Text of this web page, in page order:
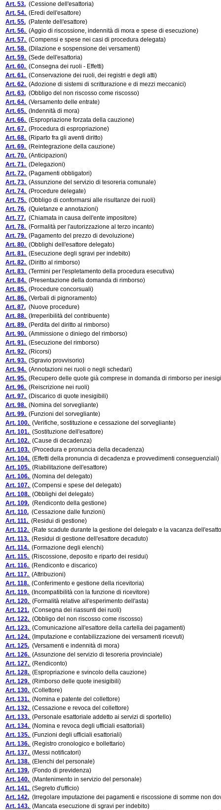
Art. 53. (Cessione dell'esattoria)
Art. 54. (Eredi dell'esattore)
Art. 55. (Patente dell'esattore)
Art. 56. (Aggio di riscossione, indennità di mora e spese di esecuzione)
Art. 57. (Compensi e spese nei casi di procedura delegata)
Art. 58. (Dilazione e sospensione dei versamenti)
Art. 59. (Sede dell'esattoria)
Art. 60. (Consegna dei ruoli - Effetti)
Art. 61. (Conservazione dei ruoli, dei registri e degli atti)
Art. 62. (Adozione di sistemi di scritturazione e di mezzi meccanici)
Art. 63. (Obbligo del non riscosso come riscosso)
Art. 64. (Versamento delle entrate)
Art. 65. (Indennità di mora)
Art. 66. (Espropriazione forzata della cauzione)
Art. 67. (Procedura di espropriazione)
Art. 68. (Riparto fra gli aventi diritto)
Art. 69. (Reintegrazione della cauzione)
Art. 70. (Anticipazioni)
Art. 71. (Delegazioni)
Art. 72. (Pagamenti obbligatori)
Art. 73. (Assunzione del servizio di tesoreria comunale)
Art. 74. (Procedure delegate)
Art. 75. (Obbligo di conformarsi alle risultanze dei ruoli)
Art. 76. (Quietanze e annotazioni)
Art. 77. (Chiamata in causa dell'ente impositore)
Art. 78. (Formalità per l'autorizzazione al terzo incanto)
Art. 79. (Pagamento del prezzo di devoluzione)
Art. 80. (Obblighi dell'esattore delegato)
Art. 81. (Esecuzione degli sgravi per indebito)
Art. 82. (Diritto al rimborso)
Art. 83. (Termini per l'espletamento della procedura esecutiva)
Art. 84. (Presentazione della domanda di rimborso)
Art. 85. (Procedure concorsuali)
Art. 86. (Verbali di pignoramento)
Art. 87. (Nuove procedure)
Art. 88. (Irreperibilità del contribuente)
Art. 89. (Perdita del diritto al rimborso)
Art. 90. (Ammissione o diniego del rimborso)
Art. 91. (Esecuzione del rimborso)
Art. 92. (Ricorsi)
Art. 93. (Sgravio provvisorio)
Art. 94. (Annotazioni nei ruoli o negli schedari)
Art. 95. (Recupero delle quote già comprese in domanda di rimborso per
Art. 96. (Reiscrizione nei ruoli)
Art. 97. (Discarico di quote inesigibili)
Art. 98. (Nomina del sorvegliante)
Art. 99. (Funzioni del sorvegliante)
Art. 100. (Verifiche, sostituzione e cessazione del sorvegliante)
Art. 101. (Sostituzione dell'esattore)
Art. 102. (Cause di decadenza)
Art. 103. (Procedura e pronuncia della decadenza)
Art. 104. (Effetti della pronuncia di decadenza e provvedimenti conseguenziali)
Art. 105. (Riabilitazione dell'esattore)
Art. 106. (Nomina del delegato)
Art. 107. (Compensi e spese del delegato)
Art. 108. (Obblighi del delegato)
Art. 109. (Rendiconto della gestione)
Art. 110. (Cessazione dalle funzioni)
Art. 111. (Residui di gestione)
Art. 112. (Rate scadute durante la gestione del delegato e la vacanza
Art. 113. (Residui di gestione dell'esattore decaduto)
Art. 114. (Formazione degli elenchi)
Art. 115. (Riscossione, deposito e riparto dei residui)
Art. 116. (Rendiconto e discarico)
Art. 117. (Attribuzioni)
Art. 118. (Conferimento e gestione della ricevitoria)
Art. 119. (Incompatibilità con la funzione di ricevitore)
Art. 120. (Formalità relative all'esperimento dell'asta)
Art. 121. (Consegna dei riassunti dei ruoli)
Art. 122. (Obbligo del non riscosso come riscosso)
Art. 123. (Comunicazione all'esattore della cartella dei pagamenti)
Art. 124. (Imputazione e contabilizzazione dei versamenti ricevuti)
Art. 125. (Versamenti e indennità di mora)
Art. 126. (Assunzione del servizio di tesoreria provinciale)
Art. 127. (Rendiconto)
Art. 128. (Espropriazione e svincolo della cauzione)
Art. 129. (Rimborso delle quote inesigibili)
Art. 130. (Collettore)
Art. 131. (Nomina e patente del collettore)
Art. 132. (Cessazione e revoca del collettore)
Art. 133. (Personale esattoriale addetto ai servizi di sportello)
Art. 134. (Nomina e revoca degli ufficiali esattoriali)
Art. 135. (Funzioni degli ufficiali esattoriali)
Art. 136. (Registro cronologico e bollettario)
Art. 137. (Messi notificatori)
Art. 138. (Elenchi del personale)
Art. 139. (Fondo di previdenza)
Art. 140. (Mantenimento in servizio del personale)
Art. 141. (Segreto d'ufficio)
Art. 142. (Irregolare imputazione dei pagamenti e riscossione di somme non
Art. 143. (Mancata esecuzione di sgravi per indebito)